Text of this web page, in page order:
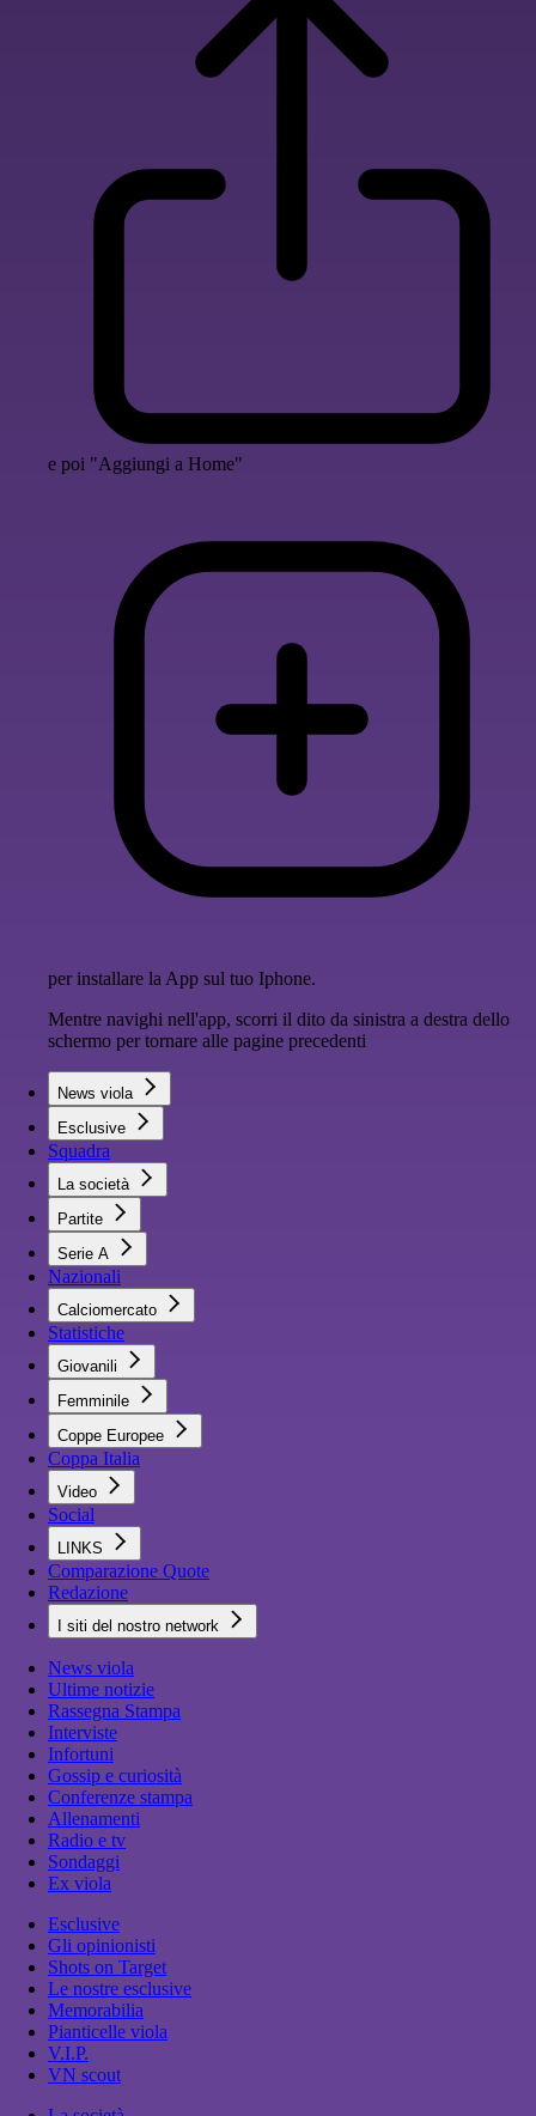
e poi "Aggiungi a Home"
per installare la App sul tuo Iphone.
Mentre navighi nell'app, scorri il dito da sinistra a destra dello
schermo per tornare alle pagine precedenti
News viola
Esclusive
Squadra
La società
Partite
Serie A
Nazionali
Calciomercato
Statistiche
Giovanili
Femminile
Coppe Europee
Coppa Italia
Video
Social
LINKS
Comparazione Quote
Redazione
I siti del nostro network
News viola
Ultime notizie
Rassegna Stampa
Interviste
Infortuni
Gossip e curiosità
Conferenze stampa
Allenamenti
Radio e tv
Sondaggi
Ex viola
Esclusive
Gli opinionisti
Shots on Target
Le nostre esclusive
Memorabilia
Pianticelle viola
V.I.P.
VN scout